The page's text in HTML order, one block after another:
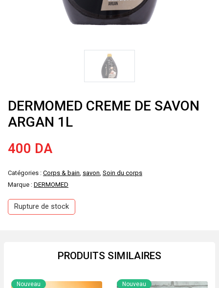
DERMOMED CREME DE SAVON
ARGAN 1L
400 DA
Catégories : Corps & bain, savon, Soin du corps
Marque : DERMOMED
Rupture de stock
PRODUITS SIMILAIRES
Nouveau Nouveau